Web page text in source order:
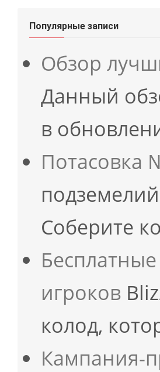
Популярные записи
Обзор
Данный
в
Потасовка
Соберите
игроков
колод,
Кампания-